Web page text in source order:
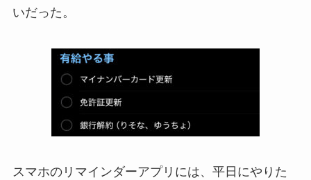
いだった。
スマホのリマインダーアプリには、平日にやりた